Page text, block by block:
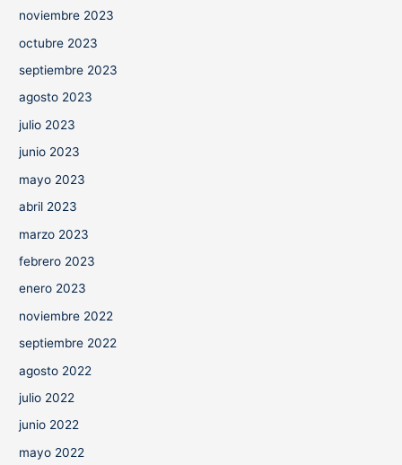
noviembre 2023
octubre 2023
septiembre 2023
agosto 2023
julio 2023
junio 2023
mayo 2023
abril 2023
marzo 2023
febrero 2023
enero 2023
noviembre 2022
septiembre 2022
agosto 2022
julio 2022
junio 2022
mayo 2022